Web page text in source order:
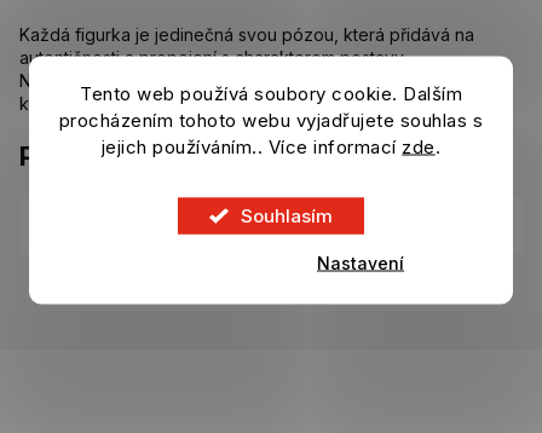
Tento web používá soubory cookie. Dalším
procházením tohoto webu vyjadřujete souhlas s
jejich používáním.. Více informací zde.
Souhlasím
Nastavení
Každá figurka je jedinečná svou pózou, která přidává na
autentičnosti a propojení s charakterem postavy.
Na každém balení najdete siluetu postavy a unikátní číslo,
které ocení především sběratelé.
Parametry
Ostatní suvenýry FC Barcelona